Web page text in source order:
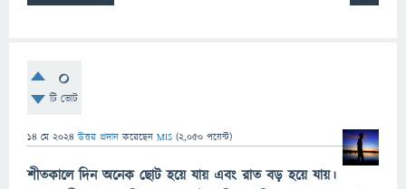
0
টি ভোট
14 মে 2024 উত্তর প্রদান করেছেন MIS (2,050 পয়েন্ট)
শীতকালে দিন অনেক ছোট হয়ে যায় এবং রাত বড় হয়ে যায়।